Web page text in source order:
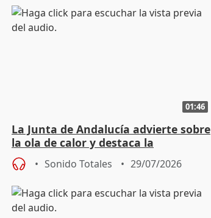
01:46
La Junta de Andalucía advierte sobre
la ola de calor y destaca la
importancia de la prevención
Sonido Totales 29/07/2026